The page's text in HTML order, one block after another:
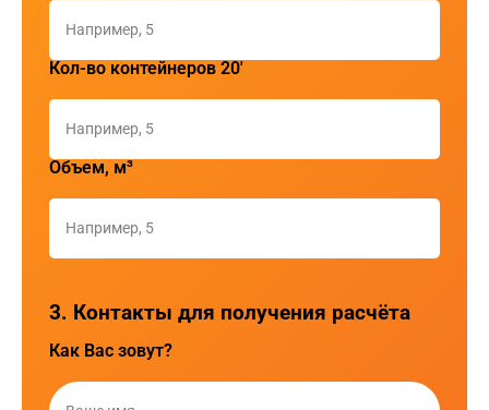
Кол-во контейнеров 20'
Объем, м³
3. Контакты для получения расчёта
Как Вас зовут?